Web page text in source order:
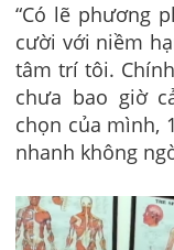
“Có lẽ phương
cười với niềm
tâm trí tôi.
chưa bao giờ
chọn của mình,
nhanh không